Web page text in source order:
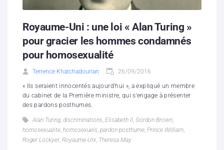
Contacts
Hébergement solidaire
Royaume-Uni : une loi « Alan Turing »
pour gracier les hommes condamnés
pour homosexualité
Terrence Khatchadourian 26/09/2016
« Ils seraient innocentés aujourd'hui », a expliqué un membre
du cabinet de la Première ministre, qui s'engage à présenter
des pardons posthumes.
Alan Turing, discriminations, Elisabeth II, Gordon Brown,
homosexualite, homosexuels, pardon posthume, Prince William,
Roger Lockyer, Royaume-Uni, Theresa May